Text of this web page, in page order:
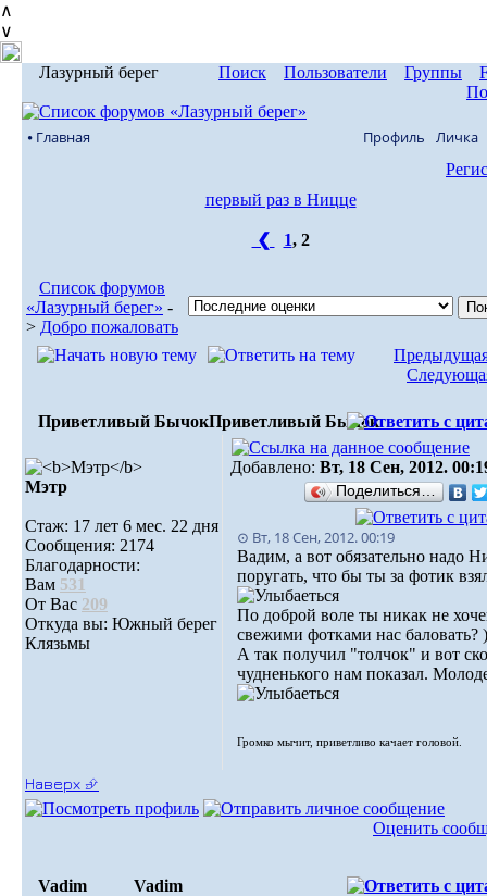
∧
∨
Лазурный берег Поиск Пользователи Группы
⦁ Главная Профиль Личка
первый раз в Ницце
❮ 1, 2
Список форумов
«Лазурный берег» -
> Добро пожаловать
Приветливый БычокПриветливый Бычок
Мэтр
Стаж: 17 лет 6 мес. 22 дня
Сообщения: 2174
Благодарности:
Вам 531
От Вас 209
Откуда вы: Южный берег
Клязьмы
Добавлено: Вт, 18 Сен, 2012.
Поделиться…
⊙ Вт, 18 Сен, 2012. 00:19
Вадим, а вот обязательно надо
поругать, что бы ты за фотик
По доброй воле ты никак не
свежими фотками нас баловать?
А так получил "толчок" и вот
чудненького нам показал.
Громко мычит, приветливо качает головой.
Наверх ⮵
Оценить
Vadim Vadim